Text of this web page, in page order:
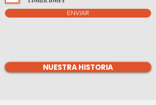
ENVIAR
NUESTRA HISTORIA